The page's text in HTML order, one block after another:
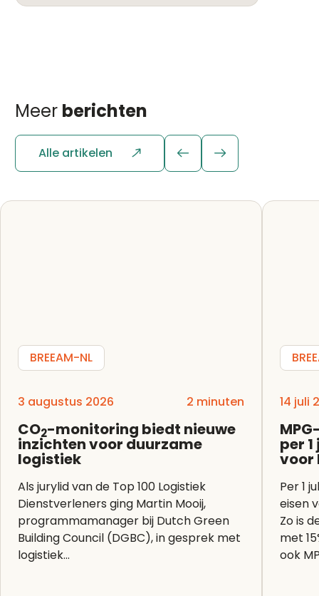
Meer berichten
Alle artikelen
BREEAM-NL
3 augustus 2026 2 minuten
CO2-monitoring biedt nieuwe
inzichten voor duurzame
logistiek
Als jurylid van de Top 100 Logistiek
Dienstverleners ging Martin Mooij,
programmamanager bij Dutch Green
Building Council (DGBC), in gesprek met
logistiek...
14 juli
per
voor
Per 1
eisen
Zo is
met
ook